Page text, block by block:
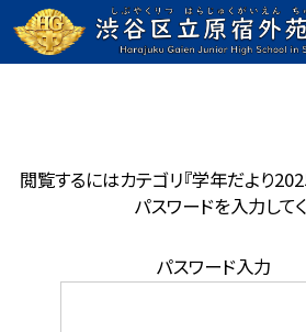
閲覧するにはカテゴリ『学年だより2025
パスワードを入力して
パスワード入力